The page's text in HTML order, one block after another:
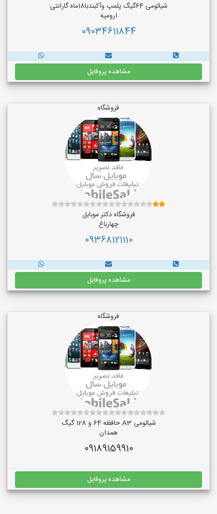
شیائومی 64گیگ پلمپ وآکبندبا18ماه گارانتی
ارومیه
09034611844
مشاهده پروفایل
فروشگاه
فروشگاه دکتر موبایل
چهارباغ
09368121110
مشاهده پروفایل
فروشگاه
شیائومی A3 حافظه 64 و 128 گیگ
همدان
09189159910
مشاهده پروفایل